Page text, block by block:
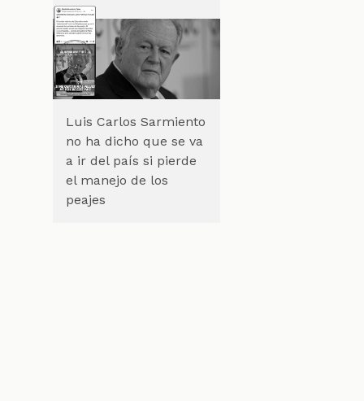
Luis Carlos Sarmiento
no ha dicho que se va
a ir del país si pierde
el manejo de los
peajes